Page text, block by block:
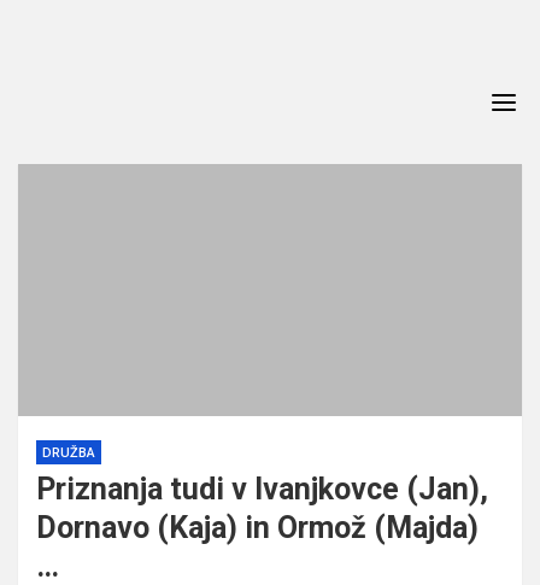
DRUŽBA
Priznanja tudi v Ivanjkovce (Jan),
Dornavo (Kaja) in Ormož (Majda)
…